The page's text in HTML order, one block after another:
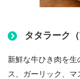
タタラーク
新鮮な牛ひき肉を
ス、ガーリック、